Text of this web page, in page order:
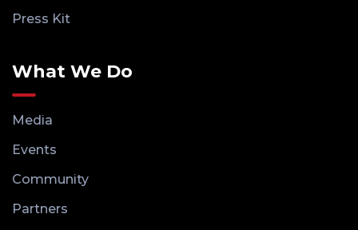
Press Kit
What We Do
Media
Events
Community
Partners